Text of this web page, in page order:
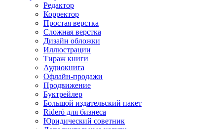
Редактор
Корректор
Простая верстка
Сложная верстка
Дизайн обложки
Иллюстрации
Тираж книги
Аудиокнига
Офлайн-продажи
Продвижение
Буктрейлер
Большой издательский пакет
Rideró для бизнеса
Юридический советник